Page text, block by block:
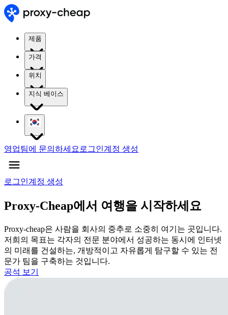
제품
가격
위치
지식 베이스
영업팀에 문의하세요 로그인계정 생성
로그인계정 생성
Proxy-Cheap에서 여행을 시작하세요
Proxy-cheap은 사람을 회사의 중추로 소중히 여기는 곳입니다.
저희의 목표는 각자의 전문 분야에서 성공하는 동시에 인터넷
의 미래를 건설하는, 개방적이고 자유롭게 탐구할 수 있는 전
문가 팀을 구축하는 것입니다.
공석 보기